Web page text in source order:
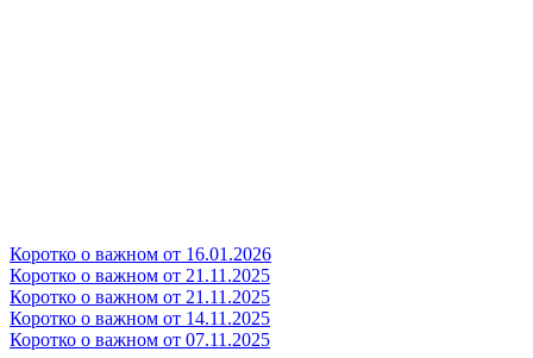
Коротко о важном от 16.01.2026
Коротко о важном от 21.11.2025
Коротко о важном от 21.11.2025
Коротко о важном от 14.11.2025
Коротко о важном от 07.11.2025